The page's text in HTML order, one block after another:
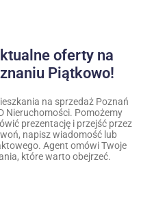
oferty na
Piątkowo!
na sprzedaż Poznań
Nieruchomości. Pomożemy
prezentację i przejść przez
napisz wiadomość lub
Agent omówi Twoje
które warto obejrzeć.